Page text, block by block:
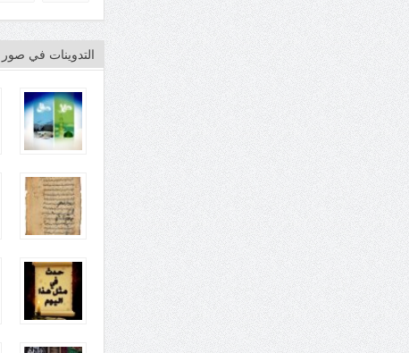
التدوينات في صور